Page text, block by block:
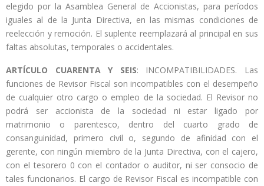
elegido por la Asamblea General de Accionistas, para períodos
iguales al de la Junta Directiva, en las mismas condiciones de
reelección y remoción. El suplente reemplazará al principal en sus
faltas absolutas, temporales o accidentales.
ARTÍCULO CUARENTA Y SEIS: INCOMPATIBILIDADES. Las
funciones de Revisor Fiscal son incompatibles con el desempeño
de cualquier otro cargo o empleo de la sociedad. El Revisor no
podrá ser accionista de la sociedad ni estar ligado por
matrimonio o parentesco, dentro del cuarto grado de
consanguinidad, primero civil o, segundo de afinidad con el
gerente, con ningún miembro de la Junta Directiva, con el cajero,
con el tesorero 0 con el contador o auditor, ni ser consocio de
tales funcionarios. El cargo de Revisor Fiscal es incompatible con